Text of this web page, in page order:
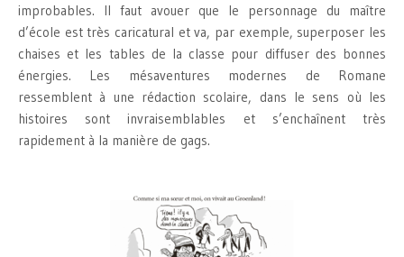
improbables. Il faut avouer que le personnage du maître
d’école est très caricatural et va, par exemple, superposer les
chaises et les tables de la classe pour diffuser des bonnes
énergies. Les mésaventures modernes de Romane
ressemblent à une rédaction scolaire, dans le sens où les
histoires sont invraisemblables et s’enchaînent très
rapidement à la manière de gags.